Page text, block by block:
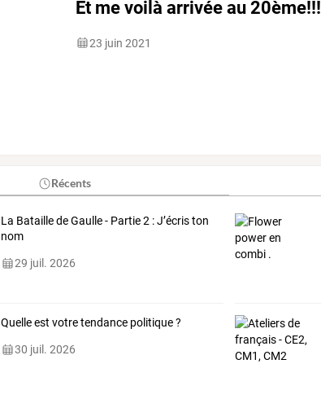
Et me voilà arrivée au 20ème!!!
23 juin 2021
Récents
La Bataille de Gaulle - Partie 2 : J’écris ton
nom
29 juil. 2026
Quelle est votre tendance politique ?
30 juil. 2026